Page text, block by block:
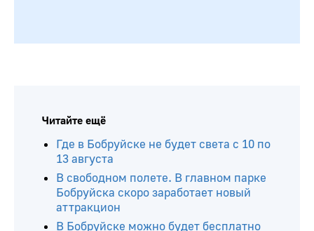
Читайте ещё